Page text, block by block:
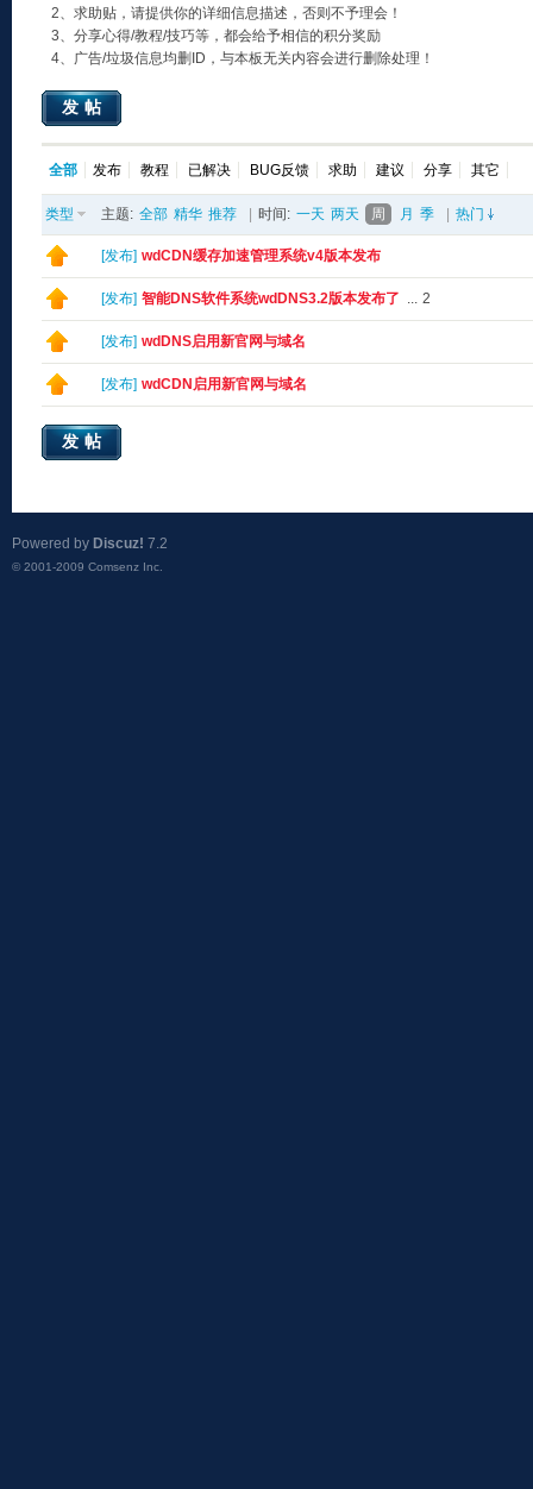
2、求助贴，请提供你的详细信息描述，否则不予理会！
3、分享心得/教程/技巧等，都会给予相信的积分奖励
4、广告/垃圾信息均删ID，与本板无关内容会进行删除处理！
发帖
全部 发布 教程 已解决 BUG反馈 求助 建议 分享 其它
类型 主题: 全部 精华 推荐 时间: 一天 两天 周 月 季 热门
[发布] wdCDN缓存加速管理系统v4版本发布
[发布] 智能DNS软件系统wdDNS3.2版本发布了 ... 2
[发布] wdDNS启用新官网与域名
[发布] wdCDN启用新官网与域名
发帖
Powered by Discuz! 7.2
© 2001-2009 Comsenz Inc.